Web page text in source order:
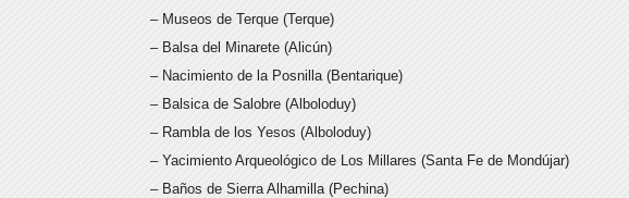
– Museos de Terque (Terque)
– Balsa del Minarete (Alicún)
– Nacimiento de la Posnilla (Bentarique)
– Balsica de Salobre (Alboloduy)
– Rambla de los Yesos (Alboloduy)
– Yacimiento Arqueológico de Los Millares (Santa Fe de Mondújar)
– Baños de Sierra Alhamilla (Pechina)